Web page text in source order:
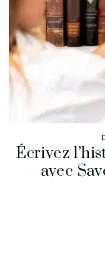
Écrivez
avec